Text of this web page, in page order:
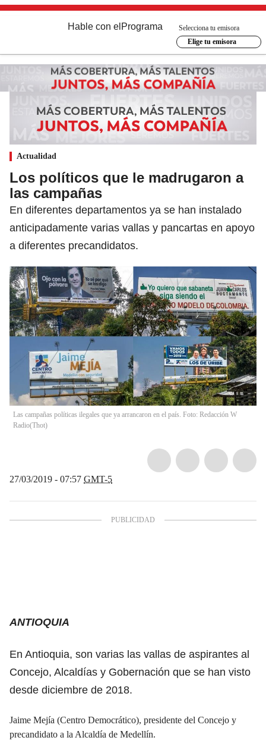
Hable con el Programa
Selecciona tu emisora
Elige tu emisora
Actualidad
Los políticos que le madrugaron a
las campañas
En diferentes departamentos ya se han instalado
anticipadamente varias vallas y pancartas en apoyo
a diferentes precandidatos.
Las campañas políticas ilegales que ya arrancaron en el país. Foto: Redacción W
Radio(Thot)
27/03/2019 - 07:57 GMT-5
ANTIOQUIA
En Antioquia, son varias las vallas de aspirantes al
Concejo, Alcaldías y Gobernación que se han visto
desde diciembre de 2018.
Jaime Mejía (Centro Democrático), presidente del Concejo y
precandidato a la Alcaldía de Medellín.